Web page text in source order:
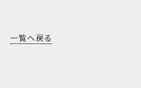
一覧へ戻る